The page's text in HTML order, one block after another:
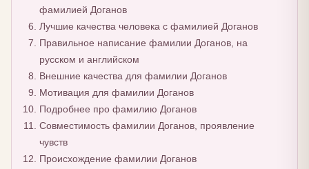
фамилией Доганов
Лучшие качества человека с фамилией Доганов
Правильное написание фамилии Доганов, на
русском и английском
Внешние качества для фамилии Доганов
Мотивация для фамилии Доганов
Подробнее про фамилию Доганов
Совместимость фамилии Доганов, проявление
чувств
Происхождение фамилии Доганов